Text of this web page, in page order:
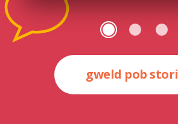
gweld pob stori